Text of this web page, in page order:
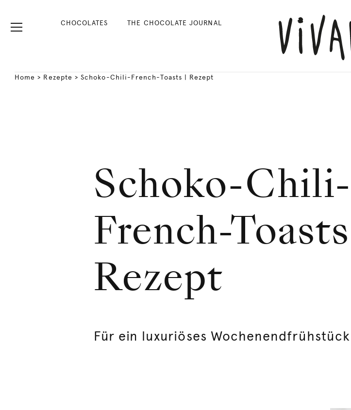
CHOCOLATES THE CHOCOLATE JOURNAL
Home > Rezepte >Schoko-Chili-French-Toasts | Rezept
Schoko-Chili-
French-Toasts |
Rezept
Für ein luxuriöses Wochenendfrühstück